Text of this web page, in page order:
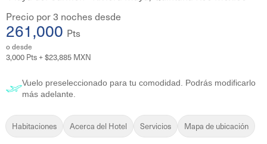
Precio por 3 noches desde
261,000 Pts
o desde
3,000 Pts + $23,885 MXN
Vuelo preseleccionado para tu comodidad. Podrás modificarlo
más adelante.
Habitaciones Acerca del Hotel Servicios Mapa de ubicación